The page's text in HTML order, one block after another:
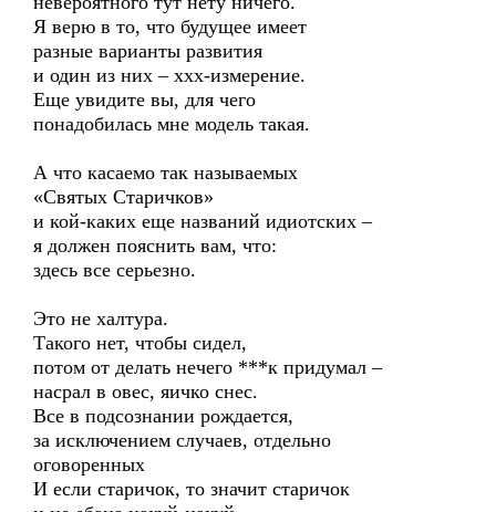
Я верю в то, что будущее имеет
разные варианты развития
и один из них – ххх-измерение.
Еще увидите вы, для чего
понадобилась мне модель такая.
А что касаемо так называемых
«Святых Старичков»
и кой-каких еще названий идиотских –
я должен пояснить вам, что:
здесь все серьезно.
Это не халтура.
Такого нет, чтобы сидел,
потом от делать нечего ***к придумал –
насрал в овес, яичко снес.
Все в подсознании рождается,
за исключением случаев, отдельно
оговоренных
И если старичок, то значит старичок